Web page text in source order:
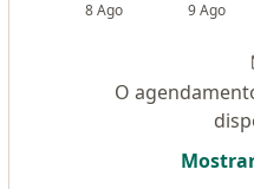
8 Ago 9 Ago
O